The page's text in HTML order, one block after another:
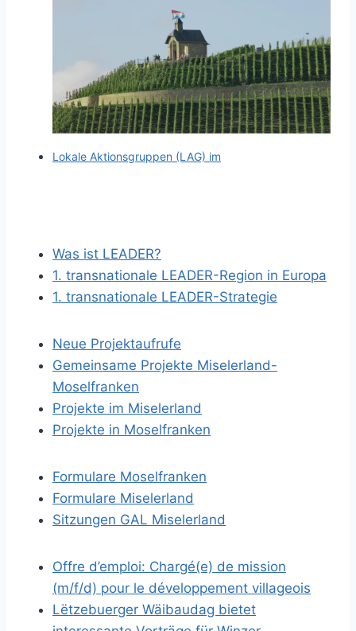
Lokale Aktionsgruppen (LAG) im
Was ist LEADER?
1. transnationale LEADER-Region in Europa
1. transnationale LEADER-Strategie
Neue Projektaufrufe
Gemeinsame Projekte Miselerland-
Moselfranken
Projekte im Miselerland
Projekte in Moselfranken
Formulare Moselfranken
Formulare Miselerland
Sitzungen GAL Miselerland
Offre d’emploi: Chargé(e) de mission
(m/f/d) pour le développement villageois
Lëtzebuerger Wäibaudag bietet